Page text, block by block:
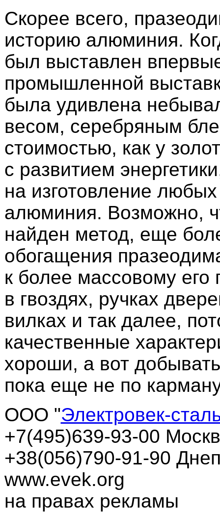
Скорее всего,
историю алюминия.
был выставлен
промышленной
была удивлена
весом, серебряным
стоимостью, как у
с развитием
на изготовление
алюминия. Возможно,
найден метод, еще
обогащения
к более массовому
в гвоздях, ручках
вилках и так далее,
качественные
хороши, а вот
пока еще не по
ООО "Электровек-
+7(495)639-93-00
+38(056)790-91-90
www.evek.org
на правах рекламы